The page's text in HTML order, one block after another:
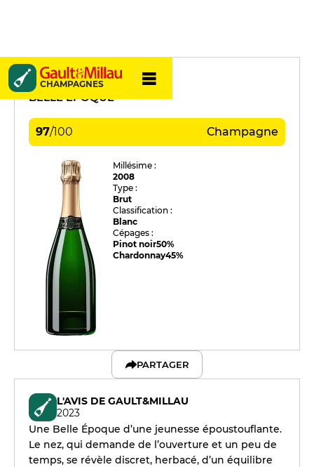
CHAMPAGNES
Perrier-Jouët
BELLE ÉPOQUE
97/100 Champagne
Millésime :
2008
Type :
Brut
Classification :
Blanc
Cépages :
Pinot noir50%
Chardonnay45%
PARTAGER
L'AVIS DE GAULT&MILLAU
2023
Une Belle Époque d’une jeunesse époustouflante.
Le nez, qui demande de l’ouverture et un peu de
temps, se révèle discret, herbacé, d’un équilibre